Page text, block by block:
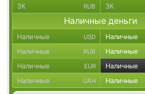
ЗК RUB ЗК
Наличные деньги
Наличные USD Наличные
Наличные RUB Наличные
Наличные EUR Наличные
Наличные UAH Наличные